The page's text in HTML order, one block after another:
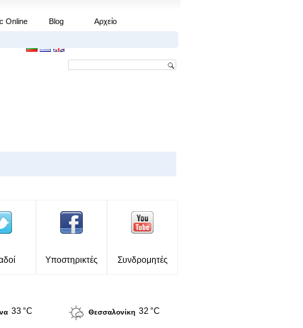
Online Blog Αρχείο
Υποστηρικτές Συνδρομητές
33 °C Θεσσαλονίκη 32 °C